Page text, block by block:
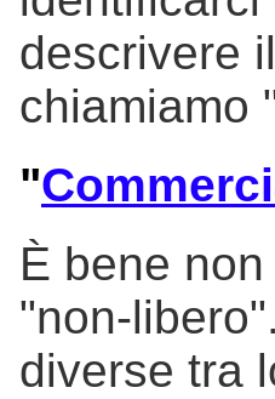
descrivere
chiamiamo
"
È bene
"non-
diverse tra